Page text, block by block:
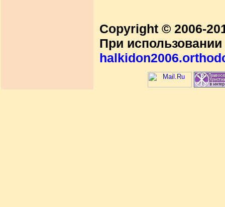
Copyright © 2006-
При